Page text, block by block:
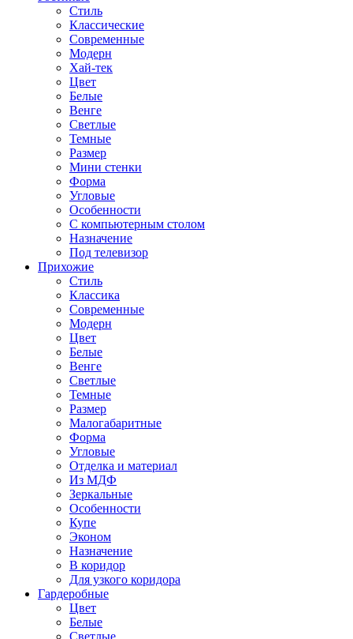
Стиль
Классические
Современные
Модерн
Хай-тек
Цвет
Белые
Венге
Светлые
Темные
Размер
Мини стенки
Форма
Угловые
Особенности
С компьютерным столом
Назначение
Под телевизор
Прихожие
Стиль
Классика
Современные
Модерн
Цвет
Белые
Венге
Светлые
Темные
Размер
Малогабаритные
Форма
Угловые
Отделка и материал
Из МДФ
Зеркальные
Особенности
Купе
Эконом
Назначение
В коридор
Для узкого коридора
Гардеробные
Цвет
Белые
Светлые